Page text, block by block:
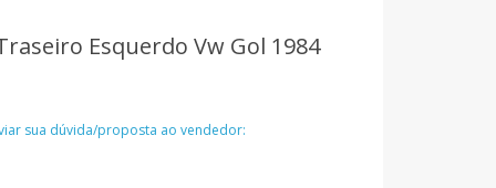
Esquerdo Vw Gol 1984
sua dúvida/proposta ao vendedor: